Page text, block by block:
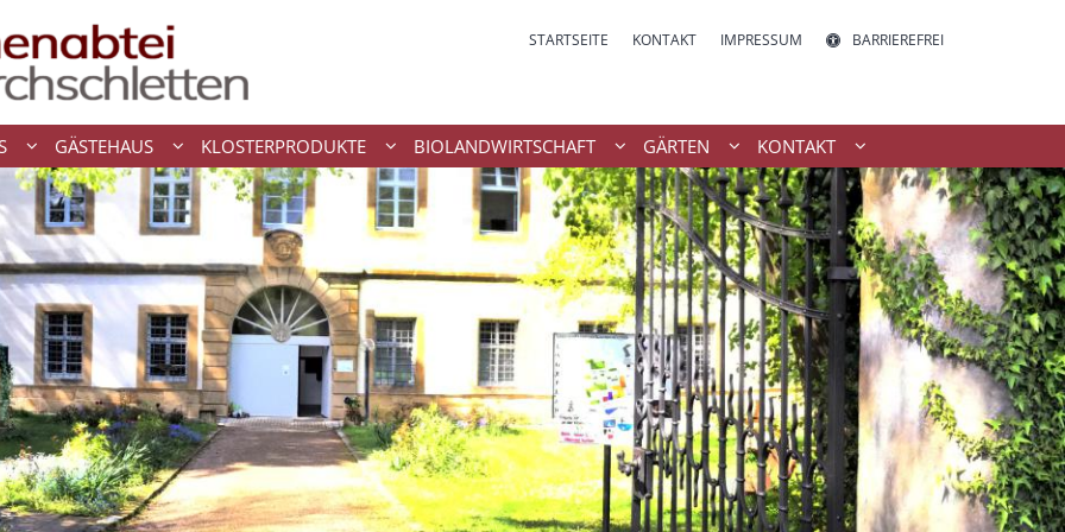
STARTSEITE KONTAKT IMPRESSUM BARRIEREFREI
GÄSTEHAUS KLOSTERPRODUKTE BIOLANDWIRTSCHAFT GÄRTEN KONTAKT